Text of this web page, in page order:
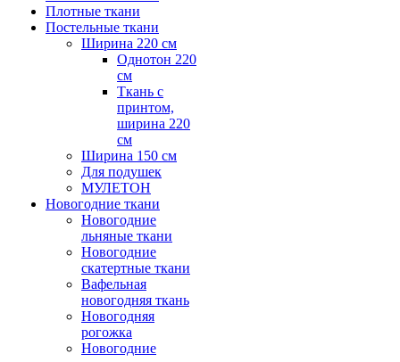
Плотные ткани
Постельные ткани
Ширина 220 см
Однотон 220
см
Ткань с
принтом,
ширина 220
см
Ширина 150 см
Для подушек
МУЛЕТОН
Новогодние ткани
Новогодние
льняные ткани
Новогодние
скатертные ткани
Вафельная
новогодняя ткань
Новогодняя
рогожка
Новогодние